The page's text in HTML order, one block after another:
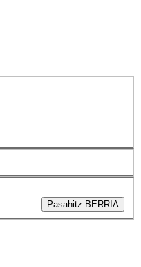
Pasahitz BERRIA